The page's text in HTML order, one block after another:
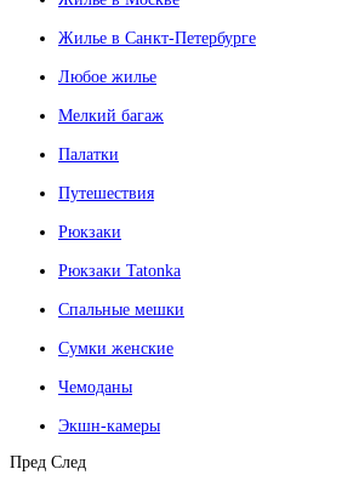
Жилье в Санкт-Петербурге
Любое жилье
Мелкий багаж
Палатки
Путешествия
Рюкзаки
Рюкзаки Tatonka
Спальные мешки
Сумки женские
Чемоданы
Экшн-камеры
Пред След